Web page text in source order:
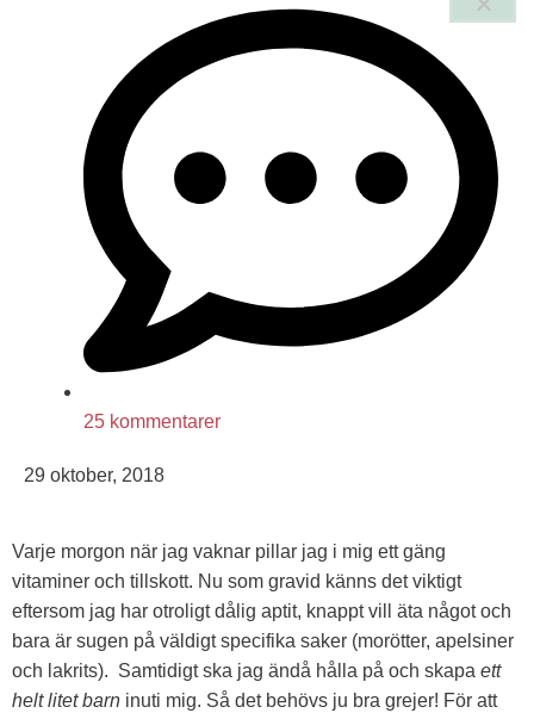
25 kommentarer
29 oktober, 2018
Varje morgon när jag vaknar pillar jag i mig ett gäng
vitaminer och tillskott. Nu som gravid känns det viktigt
eftersom jag har otroligt dålig aptit, knappt vill äta något och
bara är sugen på väldigt specifika saker (morötter, apelsiner
och lakrits). Samtidigt ska jag ändå hålla på och skapa ett
helt litet barn inuti mig. Så det behövs ju bra grejer! För att